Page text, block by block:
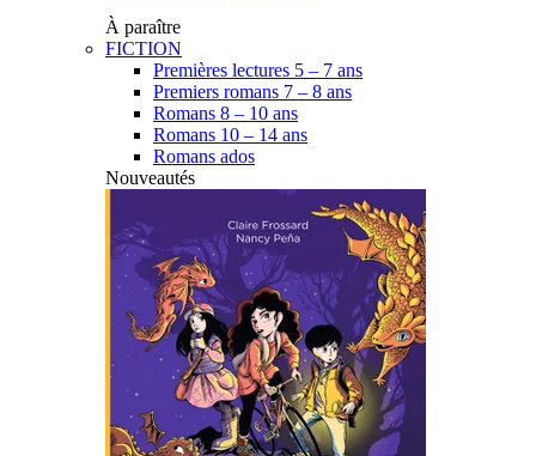
À paraître
FICTION
Premières lectures 5 – 7 ans
Premiers romans 7 – 8 ans
Romans 8 – 10 ans
Romans 10 – 14 ans
Romans ados
Nouveautés